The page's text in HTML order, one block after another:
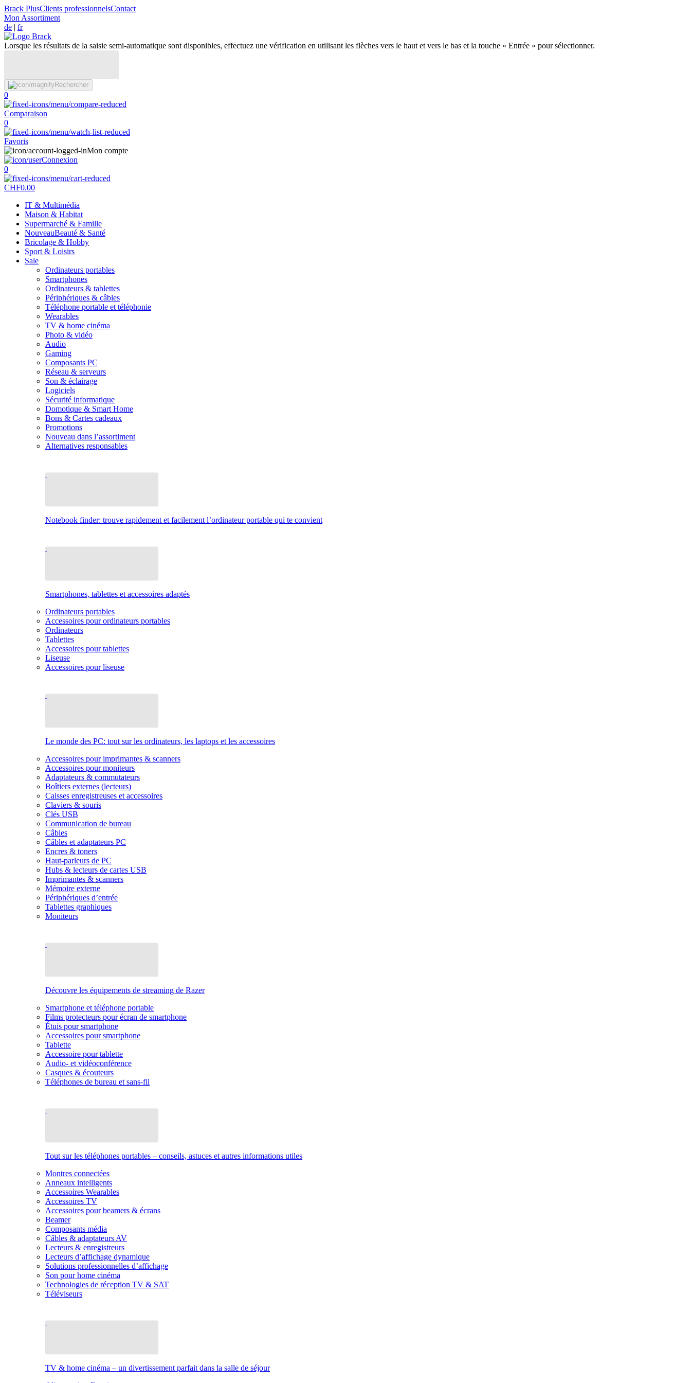
Brack PlusClients professionnelsContact
Mon Assortiment
de | fr
Lorsque les résultats de la saisie semi-automatique sont disponibles, effectuez une vérification en utilisant les flèches vers le haut et vers le bas et la touche « Entrée » pour sélectionner.
Rechercher
0
Comparaison
0
Favoris
Mon compte
Connexion
0
CHF0.00
IT & Multimédia
Maison & Habitat
Supermarché & Famille
NouveauBeauté & Santé
Bricolage & Hobby
Sport & Loisirs
Sale
Ordinateurs portables
Smartphones
Ordinateurs & tablettes
Périphériques & câbles
Téléphone portable et téléphonie
Wearables
TV & home cinéma
Photo & vidéo
Audio
Gaming
Composants PC
Réseau & serveurs
Son & éclairage
Logiciels
Sécurité informatique
Domotique & Smart Home
Bons & Cartes cadeaux
Promotions
Nouveau dans l’assortiment
Alternatives responsables
Notebook finder: trouve rapidement et facilement l’ordinateur portable qui te convient
Smartphones, tablettes et accessoires adaptés
Ordinateurs portables
Accessoires pour ordinateurs portables
Ordinateurs
Tablettes
Accessoires pour tablettes
Liseuse
Accessoires pour liseuse
Le monde des PC: tout sur les ordinateurs, les laptops et les accessoires
Accessoires pour imprimantes & scanners
Accessoires pour moniteurs
Adaptateurs & commutateurs
Boîtiers externes (lecteurs)
Caisses enregistreuses et accessoires
Claviers & souris
Clés USB
Communication de bureau
Câbles
Câbles et adaptateurs PC
Encres & toners
Haut-parleurs de PC
Hubs & lecteurs de cartes USB
Imprimantes & scanners
Mémoire externe
Périphériques d’entrée
Tablettes graphiques
Moniteurs
Découvre les équipements de streaming de Razer
Smartphone et téléphone portable
Films protecteurs pour écran de smartphone
Étuis pour smartphone
Accessoires pour smartphone
Tablette
Accessoire pour tablette
Audio- et vidéoconférence
Casques & écouteurs
Téléphones de bureau et sans-fil
Tout sur les téléphones portables – conseils, astuces et autres informations utiles
Montres connectées
Anneaux intelligents
Accessoires Wearables
Accessoires TV
Accessoires pour beamers & écrans
Beamer
Composants média
Câbles & adaptateurs AV
Lecteurs & enregistreurs
Lecteurs d’affichage dynamique
Solutions professionnelles d’affichage
Son pour home cinéma
Technologies de réception TV & SAT
Téléviseurs
TV & home cinéma – un divertissement parfait dans la salle de séjour